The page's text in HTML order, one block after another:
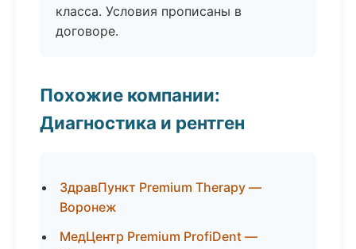
класса. Условия прописаны в
договоре.
Похожие компании:
Диагностика и рентген
ЗдравПункт Premium Therapy —
Воронеж
МедЦентр Premium ProfiDent —